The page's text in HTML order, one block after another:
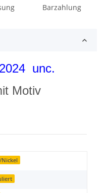
Barzahlung
unc.
Motiv